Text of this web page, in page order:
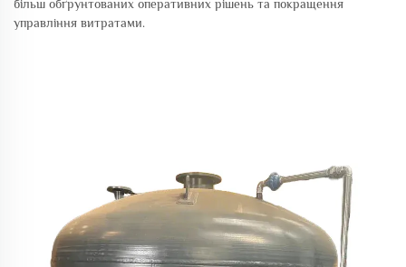
більш обґрунтованих оперативних рішень та покращення
управління витратами.